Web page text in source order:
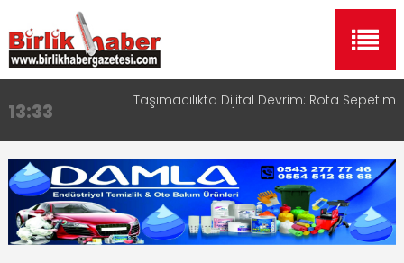
13:33 Taşımacılıkta Dijital Devrim: Rota Sepetim
17:15
Aksaray OSB Bölge Müdürü Makam Koltuğunu
16:00
Aramalarında Öne Çıkın
8:23 Aksaray Esnaf Rehberi Hizmete Girdi
11:30
Birlikhaber.com Yayın Hayatına Başladı | Hızlı ve